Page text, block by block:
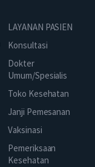
LAYANAN PASIEN
Konsultasi
Dokter
Umum/Spesialis
Toko Kesehatan
Janji Pemesanan
Vaksinasi
Pemeriksaan
Kesehatan